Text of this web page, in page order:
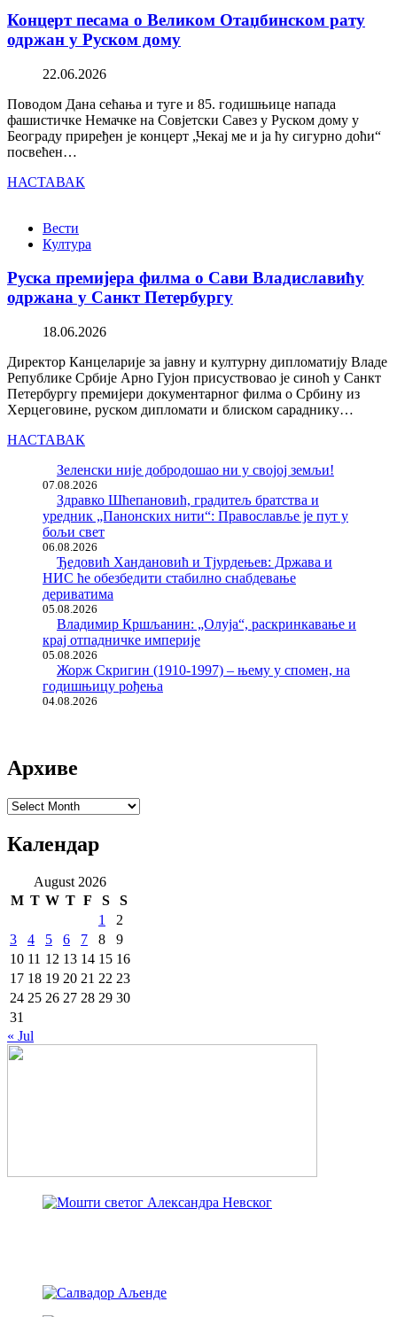
Концерт песама о Великом Отаџбинском рату
одржан у Руском дому
22.06.2026
Поводом Дана сећања и туге и 85. годишњице напада
фашистичке Немачке на Совјетски Савез у Руском дому у
Београду приређен је концерт „Чекај ме и ја ћу сигурно доћи“
посвећен…
НАСТАВАК
Вести
Култура
Руска премијера филма о Сави Владиславићу
одржана у Санкт Петербургу
18.06.2026
Директор Канцеларије за јавну и културну дипломатију Владе
Републике Србије Арно Гујон присуствовао је синоћ у Санкт
Петербургу премијери документарног филма о Србину из
Херцеговине, руском дипломати и блиском сараднику…
НАСТАВАК
Зеленски није добродошао ни у својој земљи!
07.08.2026
Здравко Шћепановић, градитељ братства и
уредник „Панонских нити“: Православље је пут у
бољи свет
06.08.2026
Ђедовић Хандановић и Тјурдењев: Држава и
НИС ће обезбедити стабилно снабдевање
дериватима
05.08.2026
Владимир Кршљанин: „Олуја“, раскринкавање и
крај отпадничке империје
05.08.2026
Жорж Скригин (1910-1997) – њему у спомен, на
годишњицу рођења
04.08.2026
Архиве
Архиве
Календар
August 2026
M T W T F S
S
1
2
3
4 5 6 7 8
9
10 11 12 13 14 15 16
17 18 19 20 21 22 23
24 25 26 27 28 29 30
31
« Jul